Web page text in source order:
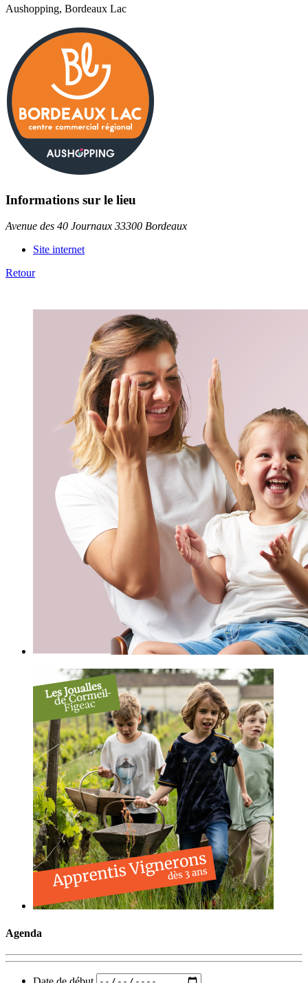
Aushopping, Bordeaux Lac
Informations sur le lieu
Avenue des 40 Journaux 33300 Bordeaux
Site internet
Retour
Agenda